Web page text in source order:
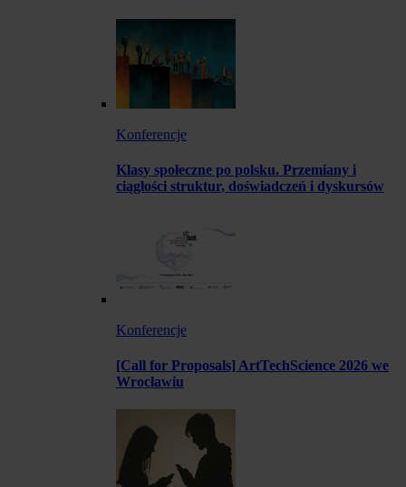
Konferencje
Klasy społeczne po polsku. Przemiany i
ciągłości struktur, doświadczeń i dyskursów
Konferencje
[Call for Proposals] ArtTechScience 2026 we
Wrocławiu